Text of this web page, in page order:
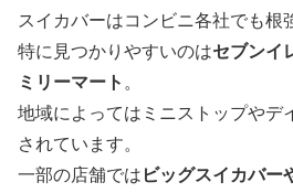
スイカバーはコンビニ各社でも根
特に見つかりやすいのはセブンイ
ミリーマート 。
地域によってはミニストップやデ
されています。
一部の店舗では ビッグスイカバー